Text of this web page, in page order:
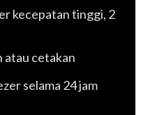
kecepatan tinggi, 2
atau cetakan
selama 24 jam